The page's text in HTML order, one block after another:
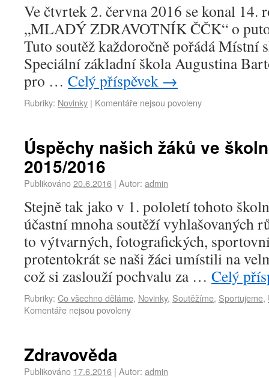
Ve čtvrtek 2. června 2016 se konal 14.
„MLADÝ ZDRAVOTNÍK ČČK“ o
Tuto soutěž každoročně pořádá Místní
Speciální základní škola Augustina
pro … Celý příspěvek →
Rubriky: Novinky | Komentáře nejsou povoleny
Úspěchy našich žáků ve
2015/2016
Publikováno20.6.2016 | Autor: admin
Stejně tak jako v 1. pololetí tohoto
účastní mnoha soutěží vyhlašovaných
to výtvarných, fotografických,
protentokrát se naši žáci umístili na
což si zaslouží pochvalu za … Celý
Rubriky: Co všechno děláme, Novinky, Soutěžíme, Sportujeme,
Komentáře nejsou povoleny
Zdravověda
Publikováno 17.6.2016 | Autor: admin